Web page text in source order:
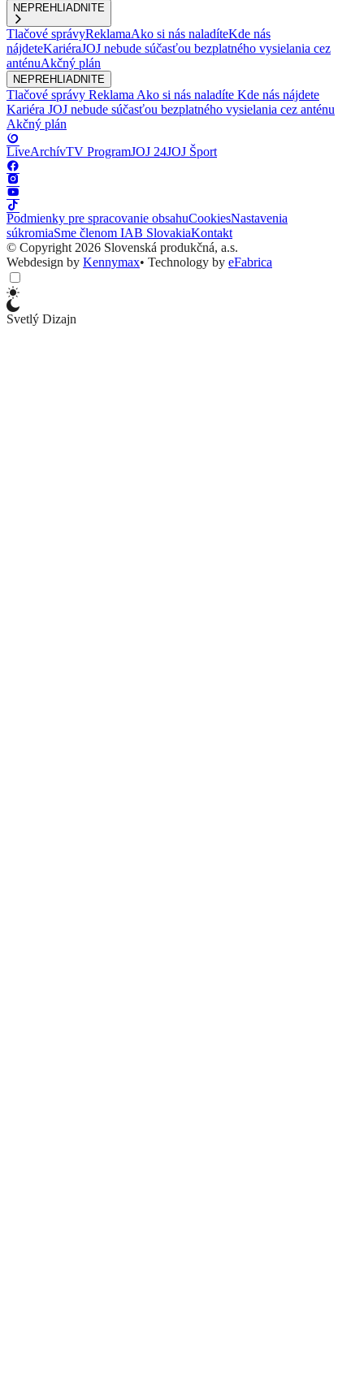
NEPREHLIADNITE
Tlačové správyReklamaAko si nás naladíteKde nás
nájdeteKariéraJOJ nebude súčasťou bezplatného vysielania cez
anténuAkčný plán
NEPREHLIADNITE
Tlačové správy Reklama Ako si nás naladíte Kde nás nájdete
Kariéra JOJ nebude súčasťou bezplatného vysielania cez anténu
Akčný plán
LiveArchívTV ProgramJOJ 24JOJ Šport
Podmienky pre spracovanie obsahuCookiesNastavenia
súkromiaSme členom IAB SlovakiaKontakt
© Copyright 2026 Slovenská produkčná, a.s.
Webdesign by Kennymax• Technology by eFabrica
Svetlý Dizajn